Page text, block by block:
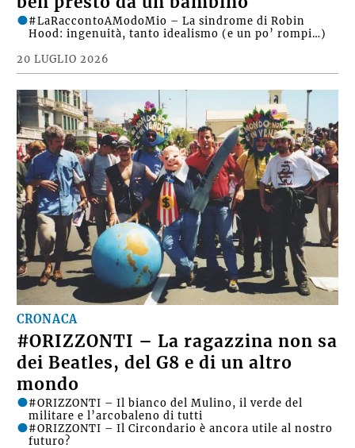
20 LUGLIO 2026
#LaRaccontoAModoMio – La sindrome di Robin
Hood: ingenuità, tanto idealismo (e un po’ rompi…)
CRONACA
#ORIZZONTI – La ragazzina non sa
dei Beatles, del G8 e di un altro
mondo
#ORIZZONTI – Il bianco del Mulino, il verde del
militare e l’arcobaleno di tutti
#ORIZZONTI – Il Circondario è ancora utile al nostro
futuro?